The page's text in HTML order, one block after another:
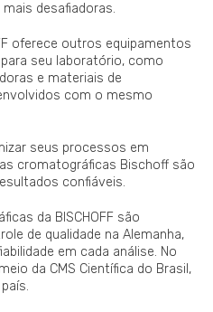
desafiadoras.
oferece outros equipamentos
seu laboratório, como
e materiais de
com o mesmo
seus processos em
cromatográficas Bischoff são
confiáveis.
da BISCHOFF são
de qualidade na Alemanha,
em cada análise. No
da CMS Científica do Brasil,